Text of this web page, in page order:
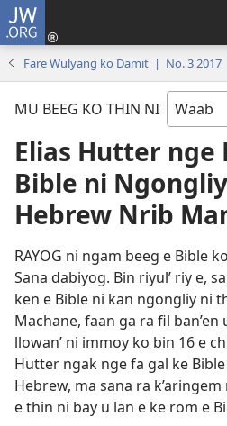
JW.ORG
Fare Wulyang ko Damit | No. 3 2017
MU BEEG KO THIN NI
Elias Hutter nge
Bible ni
Hebrew Nrib
RAYOG ni ngam beeg e Bible
Sana dabiyog. Bin riyul’ riy e,
ken e Bible ni kan ngongliy ni
Machane, faan ga ra fil ban’en
llowan’ ni immoy ko bin 16 e
Hutter ngak nge fa gal ke
Hebrew, ma sana ra k’aringem
e thin ni bay u lan e ke rom e